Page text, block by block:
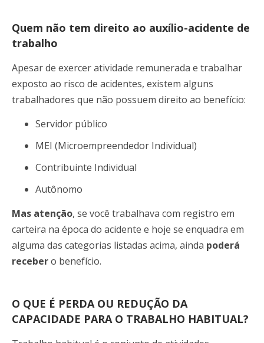
Quem não tem direito ao auxílio-acidente de
trabalho
Apesar de exercer atividade remunerada e trabalhar
exposto ao risco de acidentes, existem alguns
trabalhadores que não possuem direito ao benefício:
Servidor público
MEI (Microempreendedor Individual)
Contribuinte Individual
Autônomo
Mas atenção, se você trabalhava com registro em
carteira na época do acidente e hoje se enquadra em
alguma das categorias listadas acima, ainda poderá
recebero benefício.
O QUE É PERDA OU REDUÇÃO DA
CAPACIDADE PARA O TRABALHO HABITUAL?